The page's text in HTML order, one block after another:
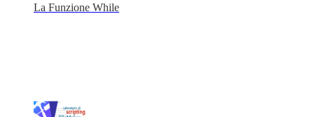
La Funzione While